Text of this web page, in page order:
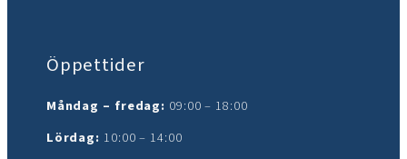
Öppettider
Måndag – fredag: 09:00 – 18:00
Lördag: 10:00 – 14:00